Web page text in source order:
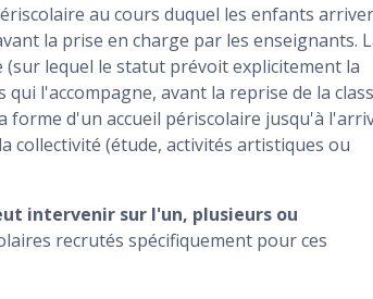
au cours duquel les enfants
la prise en charge par les enseignants.
lequel le statut prévoit explicitement la
l'accompagne, avant la reprise de la
forme d'un accueil périscolaire jusqu'à
collectivité (étude, activités artistiques ou
intervenir sur l'un, plusieurs ou
recrutés spécifiquement pour ces